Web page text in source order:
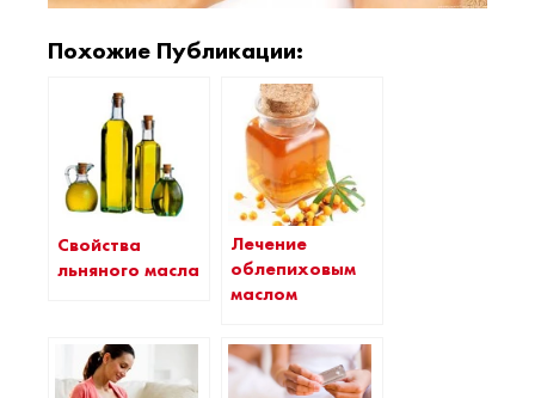
Похожие Публикации:
Свойства
льняного масла
Лечение
облепиховым
маслом